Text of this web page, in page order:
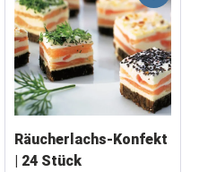
Räucherlachs-Konfekt
| 24 Stück